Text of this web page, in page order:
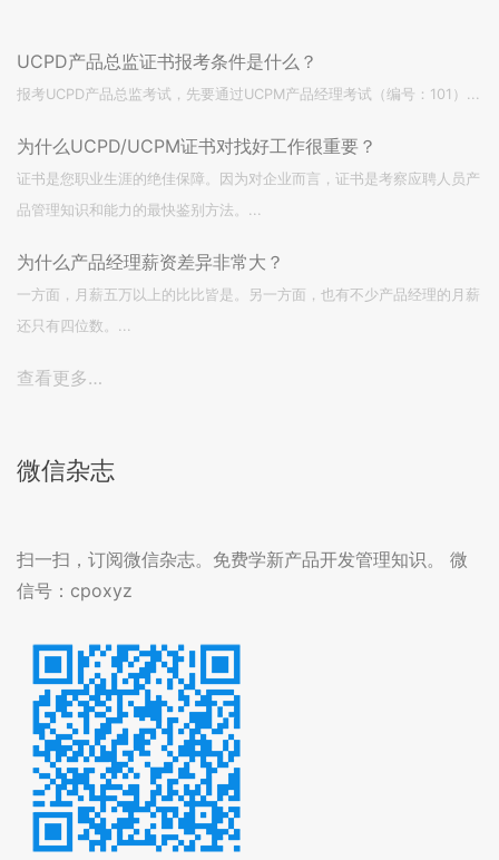
UCPD产品总监证书报考条件是什么？
报考UCPD产品总监考试，先要通过UCPM产品经理考试（编号：101）...
为什么UCPD/UCPM证书对找好工作很重要？
证书是您职业生涯的绝佳保障。因为对企业而言，证书是考察应聘人员产
品管理知识和能力的最快鉴别方法。...
为什么产品经理薪资差异非常大？
一方面，月薪五万以上的比比皆是。另一方面，也有不少产品经理的月薪
还只有四位数。...
查看更多…
微信杂志
扫一扫，订阅微信杂志。免费学新产品开发管理知识。 微
信号：cpoxyz